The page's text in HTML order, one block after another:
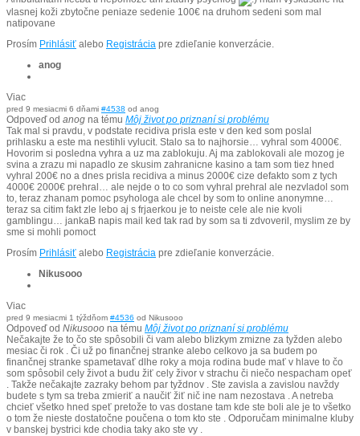
vlasnej koži zbytočne peniaze sedenie 100€ na druhom sedeni som mal
natipovane
Prosím Prihlásiť alebo Registrácia pre zdieľanie konverzácie.
anog
Viac
pred 9 mesiacmi 6 dňami #4538 od anog
Odpoveď od anog na tému Môj život po priznaní si problému
Tak mal si pravdu, v podstate recidiva prisla este v den ked som poslal
prihlasku a este ma nestihli vylucit. Stalo sa to najhorsie… vyhral som 4000€.
Hovorim si posledna vyhra a uz ma zablokuju. Aj ma zablokovali ale mozog je
svina a zrazu mi napadlo ze skusim zahranicne kasino a tam som tiez hned
vyhral 200€ no a dnes prisla recidiva a minus 2000€ cize defakto som z tych
4000€ 2000€ prehral… ale nejde o to co som vyhral prehral ale nezvladol som
to, teraz zhanam pomoc psyhologa ale chcel by som to online anonymne…
teraz sa citim fakt zle lebo aj s frjaerkou je to neiste cele ale nie kvoli
gamblingu… jankaB napis mail ked tak rad by som sa ti zdvoveril, myslim ze by
sme si mohli pomoct
Prosím Prihlásiť alebo Registrácia pre zdieľanie konverzácie.
Nikusooo
Viac
pred 9 mesiacmi 1 týždňom #4536 od Nikusooo
Odpoveď od Nikusooo na tému Môj život po priznaní si problému
Nečakajte že to čo ste spôsobili či vam alebo blizkym zmizne za tyžden alebo
mesiac či rok . Či už po finančnej stranke alebo celkovo ja sa budem po
finančnej stranke spametavať dlhe roky a moja rodina bude mať v hlave to čo
som spôsobil cely život a budu žiť cely živor v strachu či niečo nespacham opeť
. Takže nečakajte zazraky behom par tyždnov . Ste zavisla a zavislou navždy
budete s tym sa treba zmieriť a naučiť žiť nič ine nam nezostava . A netreba
chcieť všetko hned speť pretože to vas dostane tam kde ste boli ale je to všetko
o tom že nieste dostatočne poučena o tom kto ste . Odporučam minimalne kluby
v banskej bystrici kde chodia taky ako ste vy .